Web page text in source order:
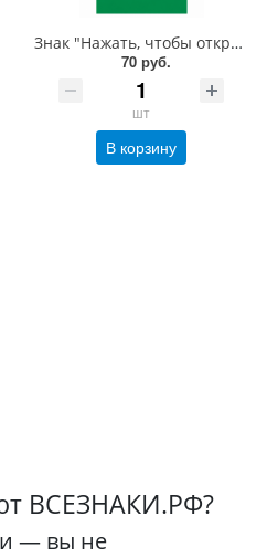
Знак "Нажать, чтобы открыть" под ручку двери со стрелкой вправо, 200х100 мм, фотолюм, пленка
70 руб.
шт
В корзину
ВСЕЗНАКИ.РФ?
— вы не